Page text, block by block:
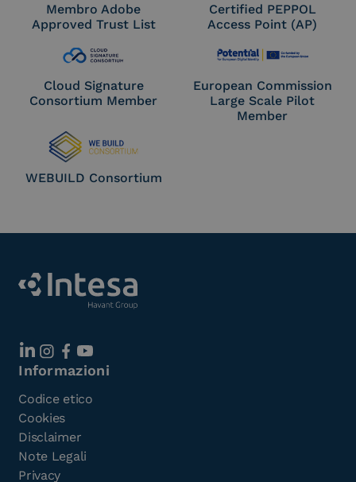
Membro Adobe
Approved Trust List
Certified PEPPOL
Access Point (AP)
Cloud Signature
Consortium Member
European Commission
Large Scale Pilot
Member
WEBUILD Consortium
Informazioni
Codice etico
Cookies
Disclaimer
Note Legali
Privacy